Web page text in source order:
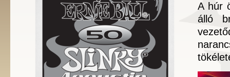
A húr
álló